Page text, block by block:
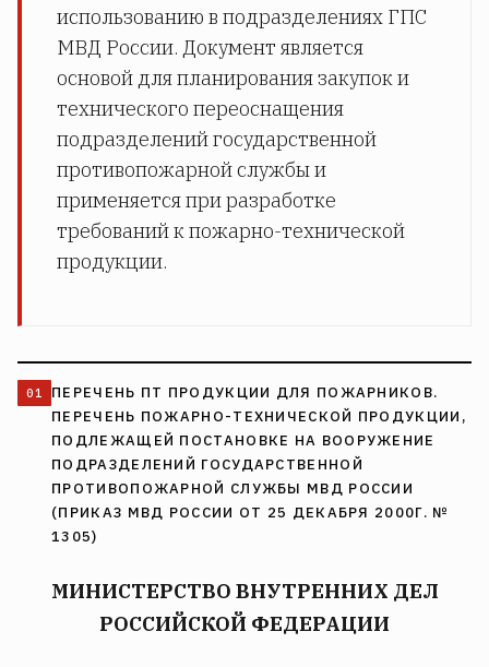
использованию в подразделениях ГПС
МВД России. Документ является
основой для планирования закупок и
технического переоснащения
подразделений государственной
противопожарной службы и
применяется при разработке
требований к пожарно-технической
продукции.
ПЕРЕЧЕНЬ ПТ ПРОДУКЦИИ ДЛЯ ПОЖАРНИКОВ.
ПЕРЕЧЕНЬ ПОЖАРНО-ТЕХНИЧЕСКОЙ ПРОДУКЦИИ,
ПОДЛЕЖАЩЕЙ ПОСТАНОВКЕ НА ВООРУЖЕНИЕ
ПОДРАЗДЕЛЕНИЙ ГОСУДАРСТВЕННОЙ
ПРОТИВОПОЖАРНОЙ СЛУЖБЫ МВД РОССИИ
(ПРИКАЗ МВД РОССИИ ОТ 25 ДЕКАБРЯ 2000Г. №
1305)
МИНИСТЕРСТВО ВНУТРЕННИХ ДЕЛ
РОССИЙСКОЙ ФЕДЕРАЦИИ